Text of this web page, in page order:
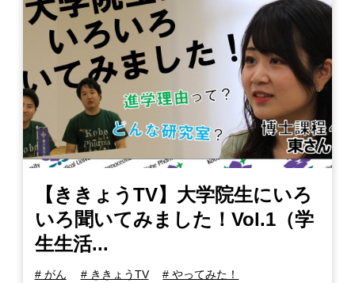
【ききょうTV】大学院生にいろ
いろ聞いてみました！Vol.1（学
生生活...
# がん # ききょうTV
# やってみた！